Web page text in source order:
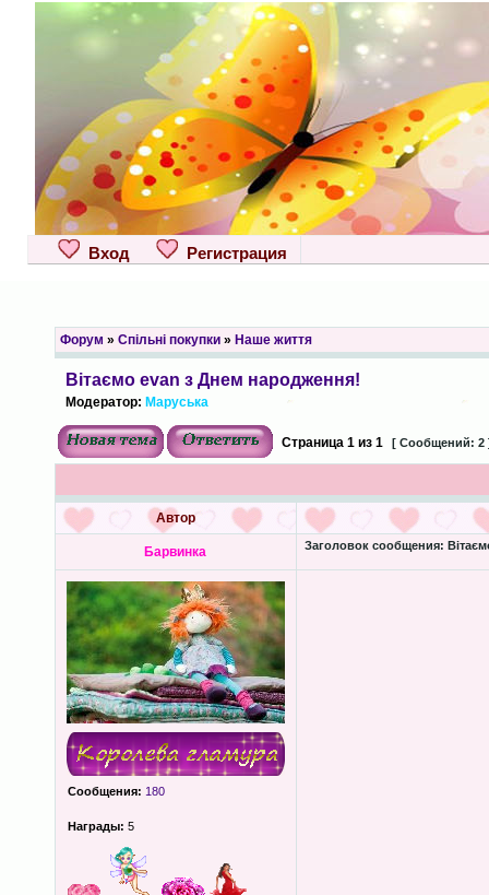
Вход Регистрация
Форум » Спільні покупки» Наше життя
Вітаємо evan з Днем народження!
Модератор: Маруська
Страница 1из 1 [ Сообщений: 2
Автор
Барвинка Заголовок сообщения:
Сообщения: 180
Награды: 5